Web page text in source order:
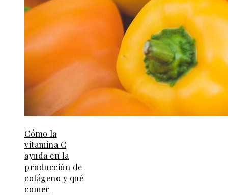
Cómo la
vitamina C
ayuda en la
producción de
colágeno y qué
comer